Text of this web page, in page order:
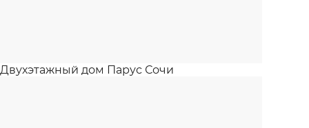
Двухэтажный дом Парус Сочи